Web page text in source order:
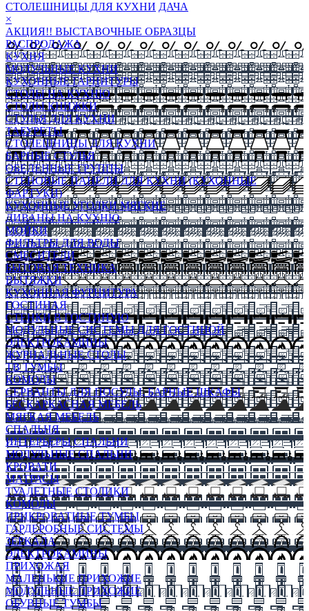
СТОЛЕШНИЦЫ ДЛЯ КУХНИ ДАЧА
×
АКЦИЯ!! ВЫСТАВОЧНЫЕ ОБРАЗЦЫ
РАСПРОДАЖА
КУХНЯ
МОДУЛЬНЫЕ КУХНИ
КУХОННЫЕ ГАРНИТУРЫ
СТОЛЫ НА КУХНЮ
СТОЛЫ КНИЖКИ
СТУЛЬЯ ДЛЯ КУХНИ
ТАБУРЕТЫ
СТОЛЕШНИЦЫ ДЛЯ КУХНИ
БАРНЫЕ СТУЛЬЯ
ОБЕДЕННЫЕ ГРУППЫ
СТЕНОВЫЕ ПАНЕЛИ ДЛЯ КУХНИ (КУХОННЫЕ
ФАРТУКИ)
КУХОННЫЕ УГОЛКИ МЯГКИЕ
ДИВАНЫ НА КУХНЮ
МОЙКИ
ФИЛЬТРЫ ДЛЯ ВОДЫ
СМЕСИТЕЛИ
БЫТОВАЯ ТЕХНИКА
ВЫТЯЖКИ
КУХОННАЯ ФУРНИТУРА
ГОСТИНАЯ
СТЕНКИ В ГОСТИНУЮ
МОДУЛЬНЫЕ СИСТЕМЫ ДЛЯ ГОСТИНОЙ
ЭЛЕКТРОКАМИНЫ
ЖУРНАЛЬНЫЕ СТОЛЫ
ТВ ТУМБЫ
КОМОДЫ
СЕРВАНТЫ ДЛЯ ПОСУДЫ, БАРНЫЕ ШКАФЫ
БЕСКАРКАСНАЯ МЕБЕЛЬ
МЯГКАЯ МЕБЕЛЬ
СПАЛЬНЯ
ИНТЕРЬЕРЫ СПАЛЬНИ
МОДУЛЬНЫЕ СПАЛЬНИ
КРОВАТИ
МАТРАСЫ
ТУАЛЕТНЫЕ СТОЛИКИ
КОМОДЫ
ПРИКРОВАТНЫЕ ТУМБЫ
ГАРДЕРОБНЫЕ СИСТЕМЫ
ЗЕРКАЛА
ЭЛЕКТРОКАМИНЫ
ПРИХОЖАЯ
МАЛЕНЬКИЕ ПРИХОЖИЕ
МОДУЛЬНЫЕ ПРИХОЖИЕ
ОБУВНЫЕ ТУМБЫ